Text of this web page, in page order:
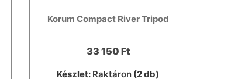
Korum Compact River Tripod
33 150 Ft
Készlet: Raktáron (2 db)